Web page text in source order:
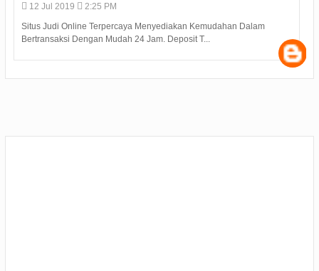
12 Jul 2019
2:25 PM
Situs Judi Online Terpercaya Menyediakan Kemudahan Dalam
Bertransaksi Dengan Mudah 24 Jam. Deposit T...